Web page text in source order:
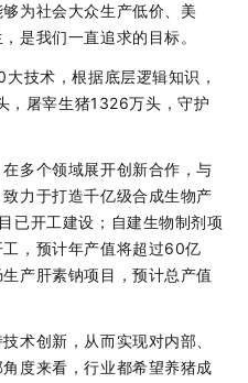
为社会大众生产低价、美
是我们一直追求的目标。
技术，根据底层逻辑知识，
，屠宰生猪1326万头，守护
多个领域展开创新合作，与
力于打造千亿级合成生物产
已开工建设；自建生物制剂项
，预计年产值将超过60亿
产肝素钠项目，预计总产值
术创新，从而实现对内部、
度来看，行业都希望养猪成